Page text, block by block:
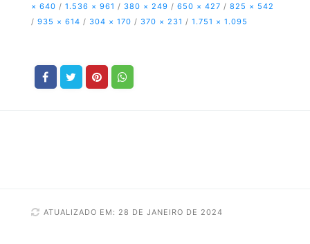
× 640 / 1.536 × 961 / 380 × 249 / 650 × 427 / 825 × 542
/ 935 × 614 / 304 × 170 / 370 × 231 / 1.751 × 1.095
ATUALIZADO EM: 28 DE JANEIRO DE 2024